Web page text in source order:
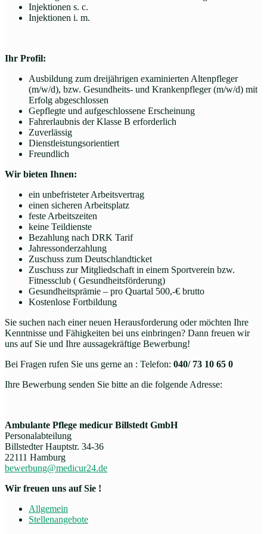
Injektionen s. c.
Injektionen i. m.
Ihr Profil:
Ausbildung zum dreijährigen examinierten Altenpfleger
(m/w/d), bzw. Gesundheits- und Krankenpfleger (m/w/d) mit
Erfolg abgeschlossen
Gepflegte und aufgeschlossene Erscheinung
Fahrerlaubnis der Klasse B erforderlich
Zuverlässig
Dienstleistungsorientiert
Freundlich
Wir bieten Ihnen:
ein unbefristeter Arbeitsvertrag
einen sicheren Arbeitsplatz
feste Arbeitszeiten
keine Teildienste
Bezahlung nach DRK Tarif
Jahressonderzahlung
Zuschuss zum Deutschlandticket
Zuschuss zur Mitgliedschaft in einem Sportverein bzw.
Fitnessclub ( Gesundheitsförderung)
Gesundheitsprämie – pro Quartal 500,-€ brutto
Kostenlose Fortbildung
Sie suchen nach einer neuen Herausforderung oder möchten Ihre
Kenntnisse und Fähigkeiten bei uns einbringen? Dann freuen wir
uns auf Sie und Ihre aussagekräftige Bewerbung!
Bei Fragen rufen Sie uns gerne an : Telefon: 040/ 73 10 65 0
Ihre Bewerbung senden Sie bitte an die folgende Adresse:
Ambulante Pflege medicur Billstedt GmbH
Personalabteilung
Billstedter Hauptstr. 34-36
22111 Hamburg
bewerbung@medicur24.de
Wir freuen uns auf Sie !
Allgemein
Stellenangebote